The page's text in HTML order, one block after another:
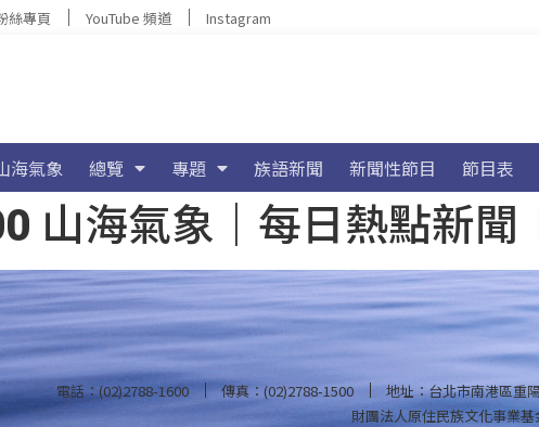
絲專頁 YouTube 頻道 Instagram
海氣象 總覽 專題 族語新聞 新聞性節目 節目表
山海氣象｜每日熱點新聞
電話：(02)2788-1600 傳真：(02)2788-1500
地址：台北市南港區重
財團法人原住民族文化事業